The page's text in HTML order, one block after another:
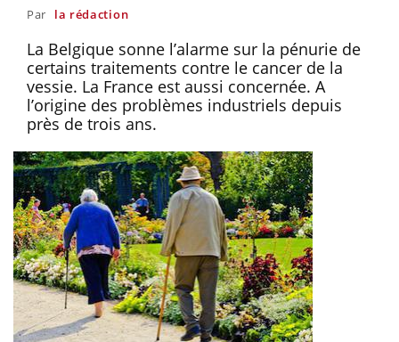
Par la rédaction
La Belgique sonne l’alarme sur la pénurie de
certains traitements contre le cancer de la
vessie. La France est aussi concernée. A
l’origine des problèmes industriels depuis
près de trois ans.